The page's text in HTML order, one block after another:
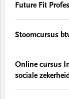
Future Fit
Stoomcursus
Online cursus
sociale